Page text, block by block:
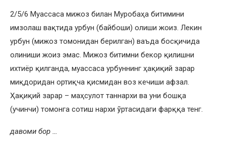
2/5/6 Муассаса мижоз билан Муробаҳа битимини
имзолаш вақтида урбун (байбоши) олиши жоиз. Лекин
урбун (мижоз томонидан берилган) ваъда босқичида
олиниши жоиз эмас. Мижоз битимни бекор қилишни
ихтиёр қилганда, муассаса урбуннинг ҳақиқий зарар
миқдоридан ортиқча қисмидан воз кечиши афзал.
Ҳақиқий зарар – маҳсулот таннархи ва уни бошқа
(учинчи) томонга сотиш нархи ўртасидаги фарққа тенг.
давоми бор …